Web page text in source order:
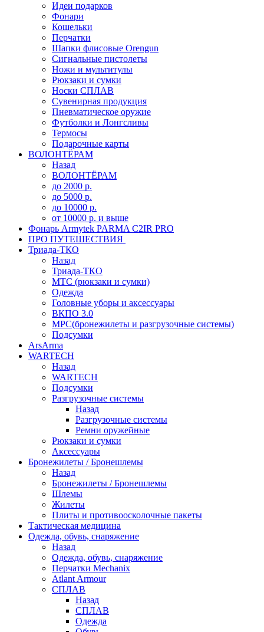
Идеи подарков
Фонари
Кошельки
Перчатки
Шапки флисовые Orengun
Сигнальные пистолеты
Ножи и мультитулы
Рюкзаки и сумки
Носки СПЛАВ
Сувенирная продукция
Пневматическое оружие
Футболки и Лонгсливы
Термосы
Подарочные карты
ВОЛОНТЁРАМ
Назад
ВОЛОНТЁРАМ
до 2000 р.
до 5000 р.
до 10000 р.
от 10000 р. и выше
Фонарь Armytek PARMA C2IR PRO
ПРО ПУТЕШЕСТВИЯ
Триада-ТКО
Назад
Триада-ТКО
МТС (рюкзаки и сумки)
Одежда
Головные уборы и аксессуары
ВКПО 3.0
МРС(бронежилеты и разгрузочные системы)
Подсумки
ArsArma
WARTECH
Назад
WARTECH
Подсумки
Разгрузочные системы
Назад
Разгрузочные системы
Ремни оружейные
Рюкзаки и сумки
Аксессуары
Бронежилеты / Бронешлемы
Назад
Бронежилеты / Бронешлемы
Шлемы
Жилеты
Плиты и противоосколочные пакеты
Тактическая медицина
Одежда, обувь, снаряжение
Назад
Одежда, обувь, снаряжение
Перчатки Mechanix
Atlant Armour
СПЛАВ
Назад
СПЛАВ
Одежда